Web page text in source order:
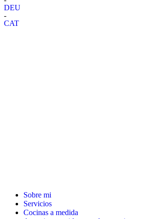
DEU
-
CAT
Sobre mi
Servicios
Cocinas a medida